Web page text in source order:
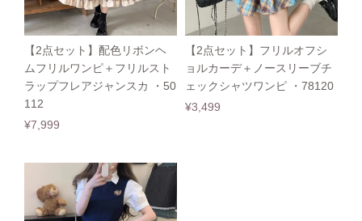
【2点セット】配色リボンヘ
ムフリルワンピ＋フリルスト
ラップフレアジャンスカ ・50
112
¥7,999
【2点セット】フリルオフシ
ョルカーデ＋ノースリーブチ
ェックシャツワンピ ・78120
¥3,499